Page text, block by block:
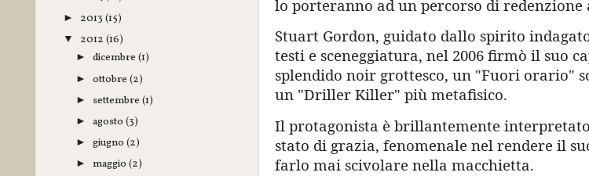
lo porteranno ad un percorso di redenzione
Stuart Gordon, guidato dallo spirito
testi e sceneggiatura, nel 2006 firmò il suo
splendido noir grottesco, un "Fuori orario"
un "Driller Killer" più metafisico.
Il protagonista è brillantemente
stato di grazia, fenomenale nel rendere il
farlo mai scivolare nella macchietta.
► 2013 (15)
▼ 2012 (16)
► dicembre (1)
► ottobre (2)
► settembre (1)
► agosto (3)
► giugno (2)
► maggio (2)